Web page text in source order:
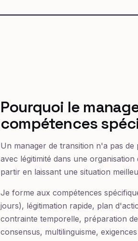
Pourquoi le
compétences
Un manager de transition n'a pas
avec légitimité dans une
partir en laissant une situation
Je forme aux compétences
jours), légitimation rapide, plan
contrainte temporelle, préparation
consensus, multilinguisme,